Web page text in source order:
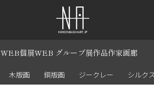
WEB個展WEB グループ展作品作家画廊
木版画 銅版画 ジークレー シルク